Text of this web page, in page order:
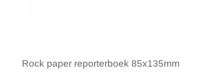
Rock paper reporterboek 85x135mm